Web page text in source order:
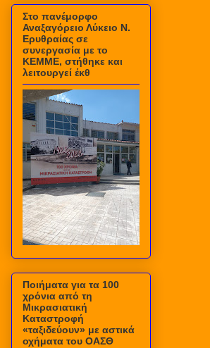
Στο πανέμορφο
Αναξαγόρειο Λύκειο Ν.
Ερυθραίας σε
συνεργασία με το
ΚΕΜΜΕ, στήθηκε και
λειτουργεί έκθ
Ποιήματα για τα 100
χρόνια από τη
Μικρασιατική
Καταστροφή
«ταξιδεύουν» με αστικά
οχήματα του ΟΑΣΘ